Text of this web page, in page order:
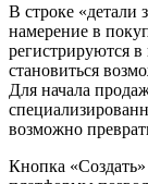
В строке «детали
намерение в
регистрируются в
становиться
Для начала
возможно
Кнопка